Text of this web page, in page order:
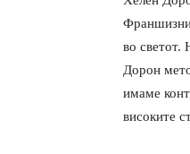
во светот.
Дорон
имаме
високите